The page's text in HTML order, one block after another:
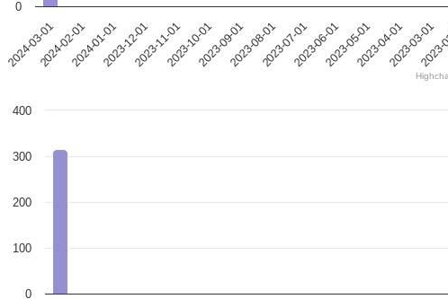
2024-03-012024-02-012024-01-012023-12-012023-11-012023-10-012023-09-012023-08-012023-07-012023-06-012023-05-012023-04-012023-03-01
0
0
100
200
300
400